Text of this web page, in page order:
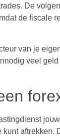
De
de fiscale
van je
veel
aftrekken.